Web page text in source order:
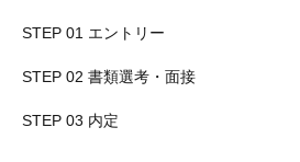
STEP 01 エントリー
STEP 02 書類選考・面接
STEP 03 内定